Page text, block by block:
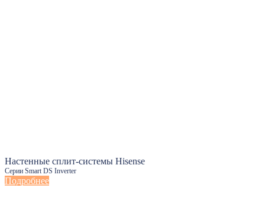
Настенные сплит-системы Hisense
Серии Smart DS Inverter
Подробнее